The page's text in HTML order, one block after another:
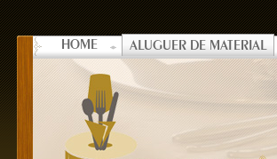
HOME ALUGUER DE MATERIAL